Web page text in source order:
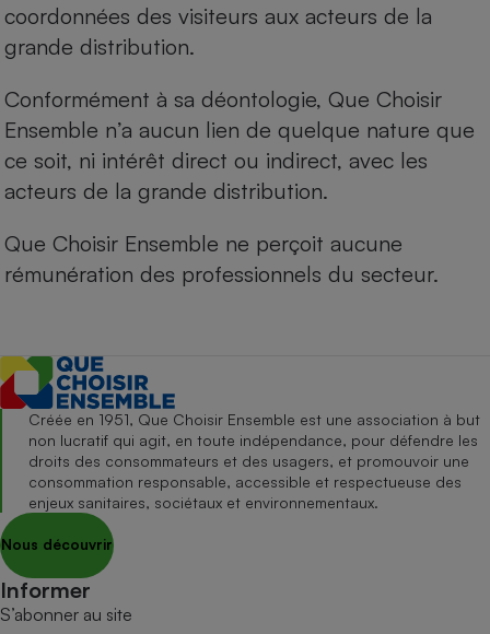
coordonnées des visiteurs aux acteurs de la
grande distribution.
Conformément à sa déontologie, Que Choisir
Ensemble n’a aucun lien de quelque nature que
ce soit, ni intérêt direct ou indirect, avec les
acteurs de la grande distribution.
Que Choisir Ensemble ne perçoit aucune
rémunération des professionnels du secteur.
Créée en 1951, Que Choisir Ensemble est une association à but
non lucratif qui agit, en toute indépendance, pour défendre les
droits des consommateurs et des usagers, et promouvoir une
consommation responsable, accessible et respectueuse des
enjeux sanitaires, sociétaux et environnementaux.
Nous découvrir
Informer
S’abonner au site